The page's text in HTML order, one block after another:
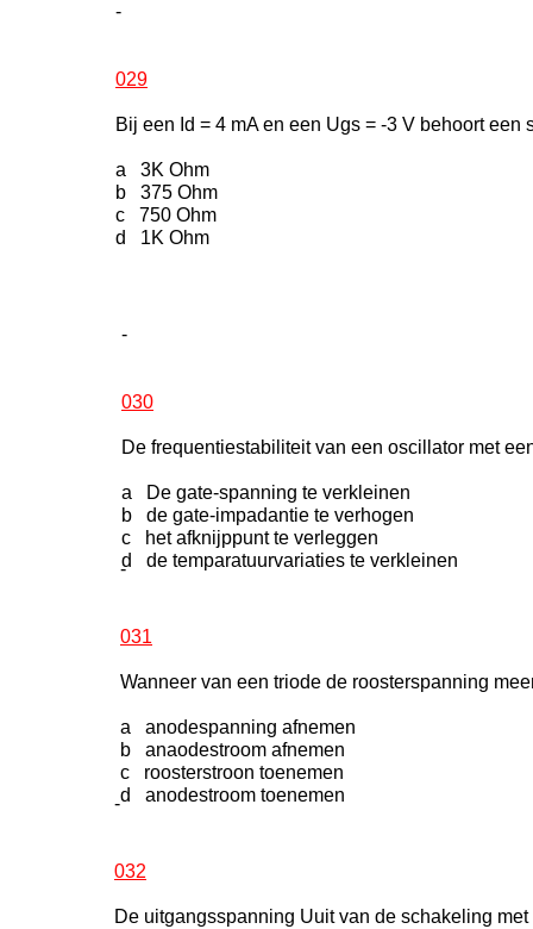
-
029
Bij een Id = 4 mA en een Ugs = -3 V behoort een
a 3K Ohm
b 375 Ohm
c 750 Ohm
d 1K Ohm
-
030
De frequentiestabiliteit van een oscillator met
a De gate-spanning te verkleinen
b de gate-impadantie te verhogen
c het afknijppunt te verleggen
d de temparatuurvariaties te verkleinen
-
031
Wanneer van een triode de roosterspanning
a anodespanning afnemen
b anaodestroom afnemen
c roosterstroon toenemen
d anodestroom toenemen
-
032
De uitgangsspanning Uuit van de schakeling